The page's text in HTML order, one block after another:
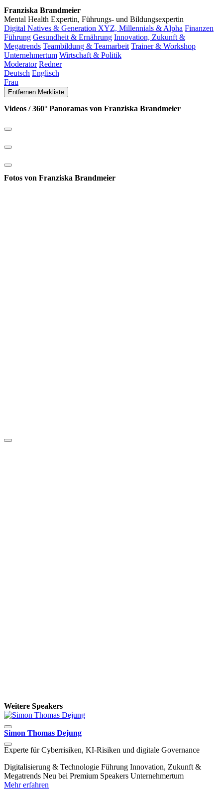
Franziska Brandmeier
Mental Health Expertin, Führungs- und Bildungsexpertin
Digital Natives & Generation XYZ, Millennials & Alpha Finanzen
Führung Gesundheit & Ernährung Innovation, Zukunft &
Megatrends Teambildung & Teamarbeit Trainer & Workshop
Unternehmertum Wirtschaft & Politik
Moderator Redner
Deutsch Englisch
Frau
Entfernen Merkliste
Videos / 360° Panoramas von Franziska Brandmeier
Fotos von Franziska Brandmeier
Weitere Speakers
Simon Thomas Dejung
Experte für Cyberrisiken, KI-Risiken und digitale Governance
Digitalisierung & Technologie Führung Innovation, Zukunft &
Megatrends Neu bei Premium Speakers Unternehmertum
Mehr erfahren